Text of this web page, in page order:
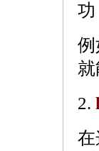
功
例
就
2.